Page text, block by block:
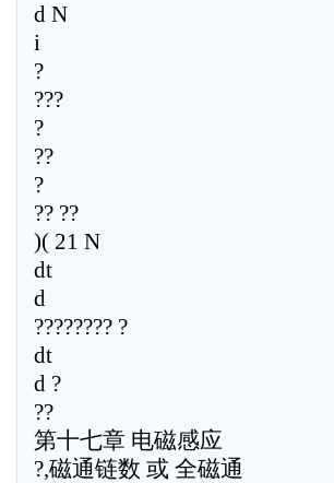
d N
i
?
???
?
??
?
?? ??
)( 21 N
dt
d
???????? ?
dt
d ?
??
第十七章 电磁感应
?,磁通链数 或 全磁通